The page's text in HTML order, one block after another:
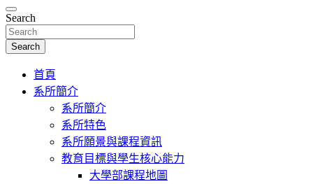
Search
Search
首頁
系所簡介
系所簡介
系所特色
系所願景與課程資訊
教育目標與學生核心能力
大學部課程地圖